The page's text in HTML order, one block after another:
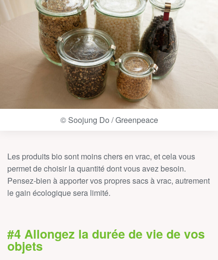
© Soojung Do / Greenpeace
Les produits bio sont moins chers en vrac, et cela vous
permet de choisir la quantité dont vous avez besoin.
Pensez-bien à apporter vos propres sacs à vrac, autrement
le gain écologique sera limité.
#4 Allongez la durée de vie de vos
objets